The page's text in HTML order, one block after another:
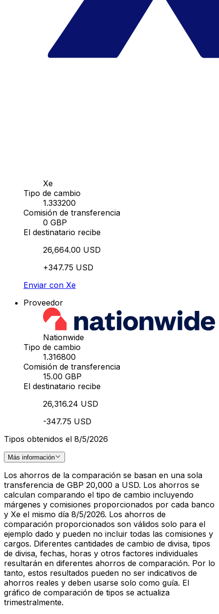
Xe
Tipo de cambio
1.333200
Comisión de transferencia
0 GBP
El destinatario recibe
26,664.00 USD
+347.75 USD
Enviar con Xe
Proveedor
Nationwide
Tipo de cambio
1.316800
Comisión de transferencia
15.00 GBP
El destinatario recibe
26,316.24 USD
-347.75 USD
Tipos obtenidos el 8/5/2026
Más información
Los ahorros de la comparación se basan en una sola
transferencia de GBP 20,000 a USD. Los ahorros se
calculan comparando el tipo de cambio incluyendo
márgenes y comisiones proporcionados por cada banco
y Xe el mismo día 8/5/2026. Los ahorros de
comparación proporcionados son válidos solo para el
ejemplo dado y pueden no incluir todas las comisiones y
cargos. Diferentes cantidades de cambio de divisa, tipos
de divisa, fechas, horas y otros factores individuales
resultarán en diferentes ahorros de comparación. Por lo
tanto, estos resultados pueden no ser indicativos de
ahorros reales y deben usarse solo como guía. El
gráfico de comparación de tipos se actualiza
trimestralmente.